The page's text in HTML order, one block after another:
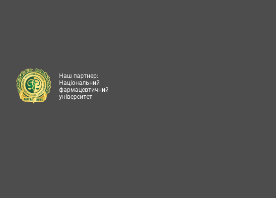
Наш партнер:
Національний
фармацевтичний
університет